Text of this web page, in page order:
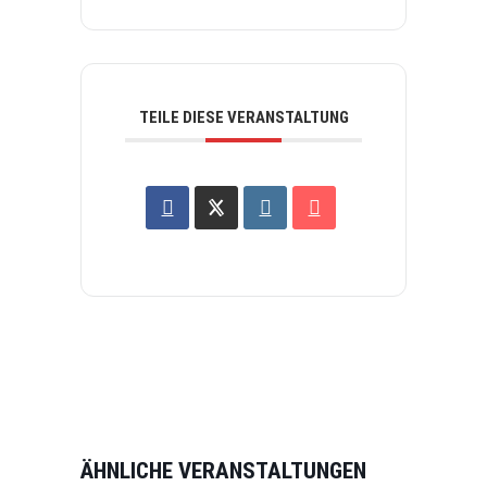
TEILE DIESE VERANSTALTUNG
ÄHNLICHE VERANSTALTUNGEN